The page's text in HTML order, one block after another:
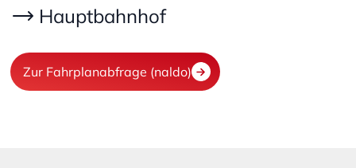
Hauptbahnhof
Zur Fahrplanabfrage (naldo)